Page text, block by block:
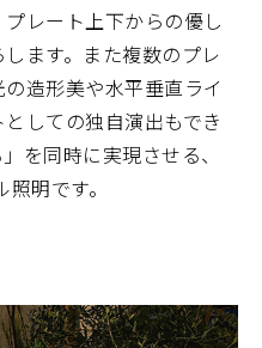
レート上下からの優し
ます。また複数のプレ
造形美や水平垂直ライ
しての独自演出もでき
を同時に実現させる、
明です。